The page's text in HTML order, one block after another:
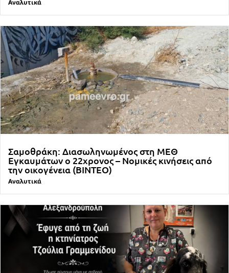
Αναλυτικά
Σαμοθράκη: Διασωληνωμένος στη ΜΕΘ
Εγκαυμάτων ο 22χρονος – Νομικές κινήσεις από
την οικογένεια (ΒΙΝΤΕΟ)
Αναλυτικά